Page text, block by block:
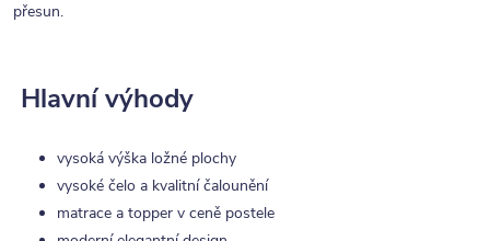
přesun.
Hlavní výhody
vysoká výška ložné plochy
vysoké čelo a kvalitní čalounění
matrace a topper v ceně postele